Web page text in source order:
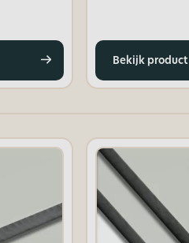
Bekijk product